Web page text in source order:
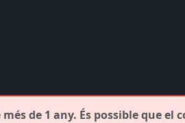
de 1 any. És possible que